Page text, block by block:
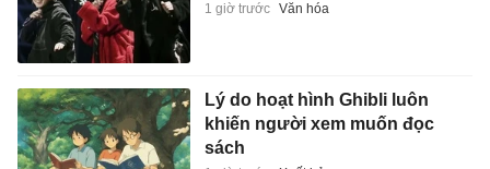
1 giờ trước Văn hóa
Lý do hoạt hình Ghibli luôn
khiến người xem muốn đọc
sách